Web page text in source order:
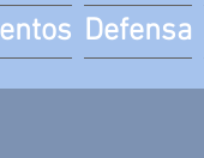
Defensa